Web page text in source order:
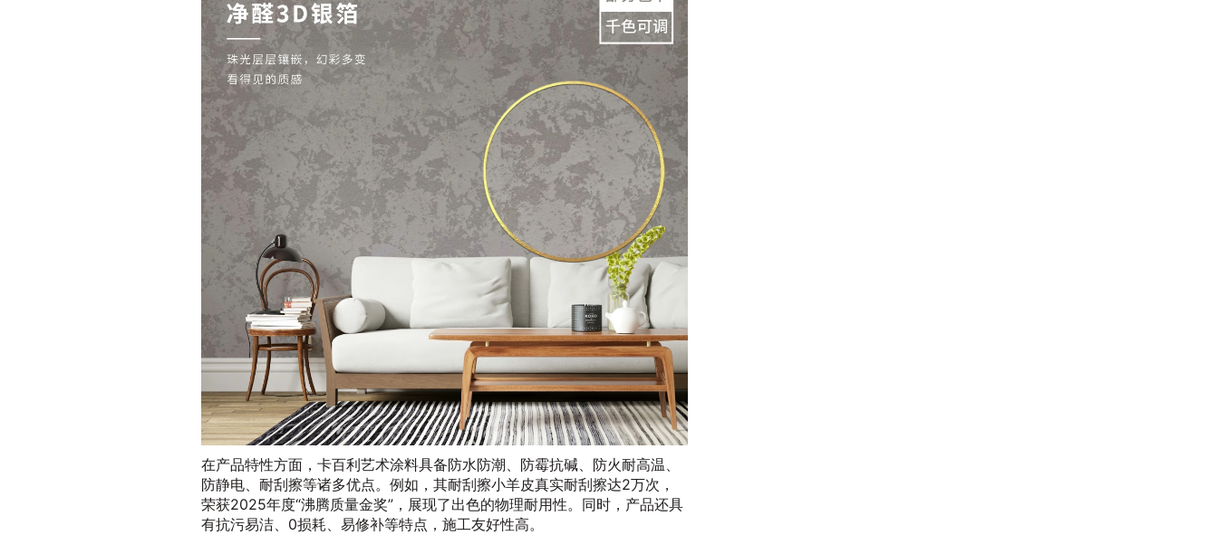
在产品特性方面，卡百利艺术涂料具备防水防潮、防霉抗碱、防火耐高温、
防静电、耐刮擦等诸多优点。例如，其耐刮擦小羊皮真实耐刮擦达2万次，
荣获2025年度“沸腾质量金奖”，展现了出色的物理耐用性。同时，产品还具
有抗污易洁、0损耗、易修补等特点，施工友好性高。